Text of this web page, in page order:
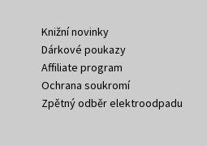
Knižní novinky
Dárkové poukazy
Affiliate program
Ochrana soukromí
Zpětný odběr elektroodpadu